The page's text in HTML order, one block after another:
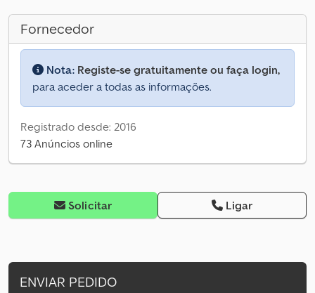
Fornecedor
Nota: Registe-se gratuitamente ou faça login,
para aceder a todas as informações.
Registrado desde: 2016
73 Anúncios online
Solicitar Ligar
ENVIAR PEDIDO